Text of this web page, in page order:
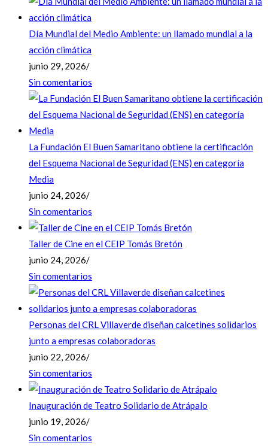
Día Mundial del Medio Ambiente: un llamado mundial a la
acción climática
junio 29, 2026/
Sin comentarios
La Fundación El Buen Samaritano obtiene la certificación
del Esquema Nacional de Seguridad (ENS) en categoría
Media
junio 24, 2026/
Sin comentarios
Taller de Cine en el CEIP Tomás Bretón
junio 24, 2026/
Sin comentarios
Personas del CRL Villaverde diseñan calcetines solidarios
junto a empresas colaboradoras
junio 22, 2026/
Sin comentarios
Inauguración de Teatro Solidario de Atrápalo
junio 19, 2026/
Sin comentarios